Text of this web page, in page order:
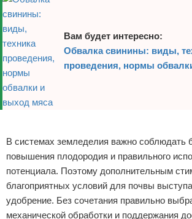
Вам будет интересно:
Обвалка свинины: виды,
проведения, нормы
В системах земледелия важно соблюдать
повышения плодородия и правильного
потенциала. Поэтому дополнительным
благоприятных условий для почвы
удобрение. Без сочетания правильно
механической обработки и поддержания